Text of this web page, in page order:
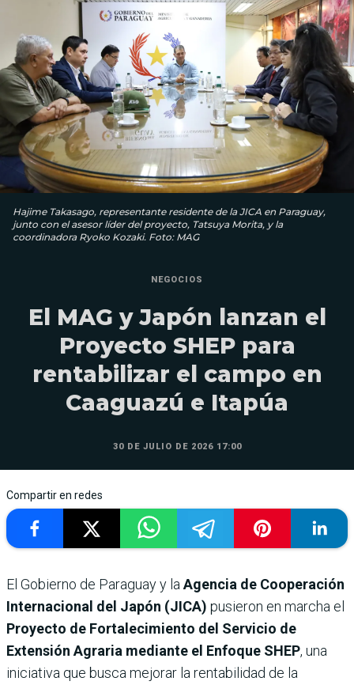
Hajime Takasago, representante residente de la JICA en Paraguay,
junto con el asesor líder del proyecto, Tatsuya Morita, y la
coordinadora Ryoko Kozaki. Foto: MAG
NEGOCIOS
El MAG y Japón lanzan el
Proyecto SHEP para
rentabilizar el campo en
Caaguazú e Itapúa
30 DE JULIO DE 2026 17:00
Compartir en redes
El Gobierno de Paraguay y la Agencia de Cooperación
Internacional del Japón (JICA) pusieron en marcha el
Proyecto de Fortalecimiento del Servicio de
Extensión Agraria mediante el Enfoque SHEP, una
iniciativa que busca mejorar la rentabilidad de la